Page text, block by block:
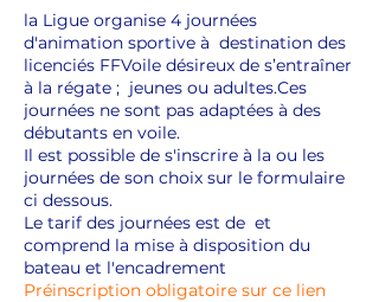
la Ligue organise 4 journées
d'animation sportive à destination des
licenciés FFVoile désireux de s’entraîner
à la régate ; jeunes ou adultes.Ces
journées ne sont pas adaptées à des
débutants en voile.
Il est possible de s'inscrire à la ou les
journées de son choix sur le formulaire
ci dessous.
Le tarif des journées est de et
comprend la mise à disposition du
bateau et l'encadrement
Préinscription obligatoire sur ce lien